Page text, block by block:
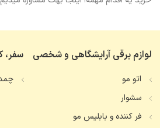
لوازم برقی آرایشگاهی و شخصی
اتو مو
سشوار
فر کننده و بابلیس مو
سفر،